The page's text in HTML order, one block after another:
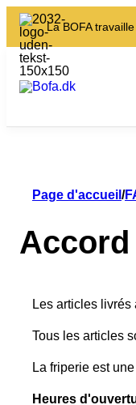
La BOFA
Page d'accueil /
Accord
Les articles
Tous les articles
La friperie est
Heures